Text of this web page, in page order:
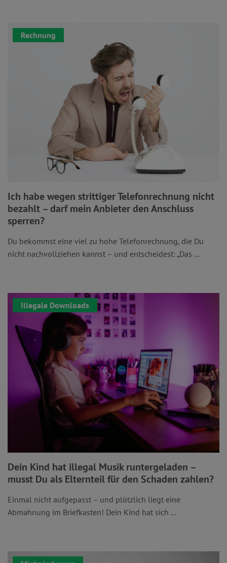
Rechnung
Ich habe wegen strittiger Telefonrechnung nicht
bezahlt – darf mein Anbieter den Anschluss
sperren?
Du bekommst eine viel zu hohe Telefonrechnung, die Du
nicht nachvollziehen kannst – und entscheidest: „Das ...
Illegale Downloads
Dein Kind hat illegal Musik runtergeladen –
musst Du als Elternteil für den Schaden zahlen?
Einmal nicht aufgepasst – und plötzlich liegt eine
Abmahnung im Briefkasten! Dein Kind hat sich ...